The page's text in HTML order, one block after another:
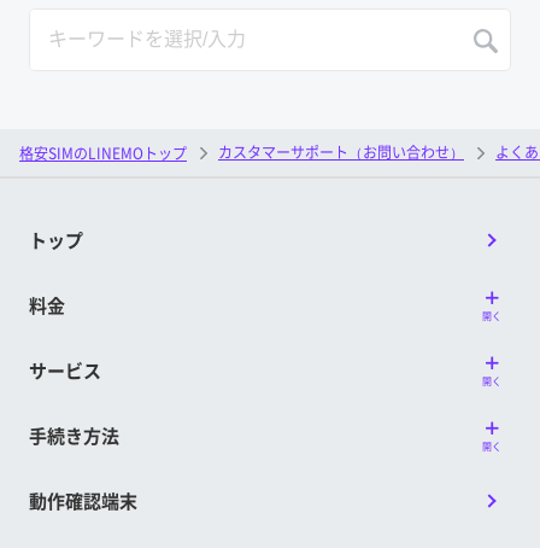
格安SIMのLINEMOトップ カスタマーサポート（お問い合わせ） よく
トップ
料金 開く
サービス 開く
手続き方法 開く
動作確認端末